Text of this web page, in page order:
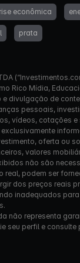
econômica
prata
Rico Mídia,
divulgação de
pessoais,
vídeos, cotações
oferta ou
valores
não são
real, podem ser
dos preços reais
inadequados
não representa
seu perfil e